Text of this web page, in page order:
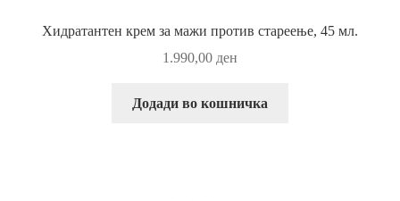
Хидратантен крем за мажи против стареење, 45 мл.
1.990,00 ден
Додади во кошничка